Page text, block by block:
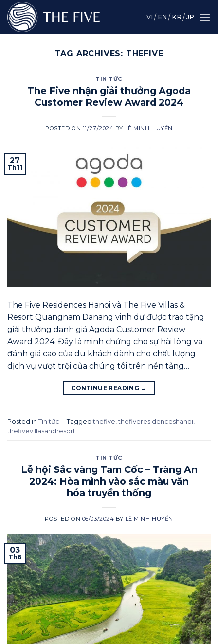
Skip
to
content
EN
VI KR JP
TAG ARCHIVES: THEFIVE
TIN TỨC
The Five nhận giải thưởng Agoda
Customer Review Award 2024
POSTED ON 11/27/2024 BY LÊ MINH HUYỀN
27
Th11
The Five Residences Hanoi và The Five Villas &
Resort Quangnam Danang vinh dự được trao tặng
giải thưởng danh giá Agoda Customer Review
Award 2024. Đây là minh chứng cho sự hài lòng và
đánh giá cao của du khách dành cho chất lượng
dịch vụ vượt trội của chúng tôi trên nền tảng…
CONTINUE READING →
Posted in Tin tức | Taggedthefive ,thefiveresidenceshanoi
thefivevillasandresort
TIN TỨC
Lễ hội Sắc vàng Tam Cốc – Tràng An
2024: Hòa mình vào sắc màu văn
hóa truyền thống
POSTED ON 06/03/2024 BY LÊ MINH HUYỀN
03
Th6